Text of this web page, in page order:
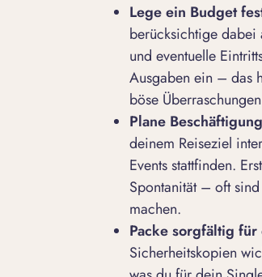
Lege ein Budget
berücksichtige dabei
und eventuelle
Ausgaben ein – das
böse
Plane Beschä
deinem Reiseziel
Events stattfinden.
Spontanität – oft
machen.
Packe sorgfältig für
Sicherheitskopien